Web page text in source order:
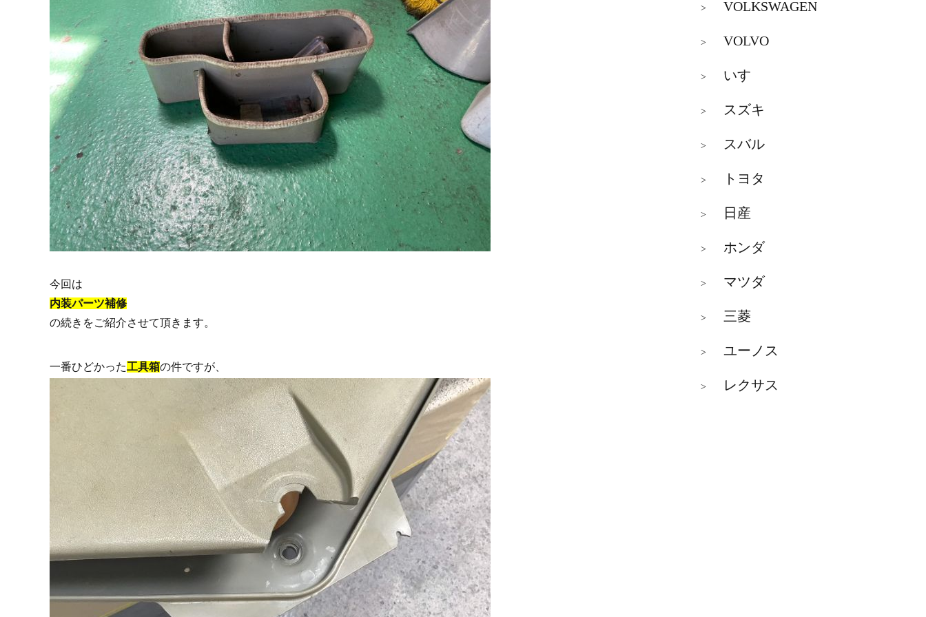
今回は
内装パーツ補修
の続きをご紹介させて頂きます。
一番ひどかった工具箱の件ですが、
> VOLKSWAGEN
> VOLVO
> いすゞ
> スズキ
> スバル
> トヨタ
> 日産
> ホンダ
> マツダ
> 三菱
> ユーノス
> レクサス